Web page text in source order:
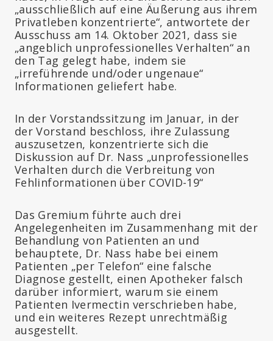
„ausschließlich auf eine Äußerung aus ihrem
Privatleben konzentrierte“, antwortete der
Ausschuss am 14. Oktober 2021, dass sie
„angeblich unprofessionelles Verhalten“ an
den Tag gelegt habe, indem sie
„irreführende und/oder ungenaue“
Informationen geliefert habe.
In der Vorstandssitzung im Januar, in der
der Vorstand beschloss, ihre Zulassung
auszusetzen, konzentrierte sich die
Diskussion auf Dr. Nass „unprofessionelles
Verhalten durch die Verbreitung von
Fehlinformationen über COVID-19“
Das Gremium führte auch drei
Angelegenheiten im Zusammenhang mit der
Behandlung von Patienten an und
behauptete, Dr. Nass habe bei einem
Patienten „per Telefon“ eine falsche
Diagnose gestellt, einen Apotheker falsch
darüber informiert, warum sie einem
Patienten Ivermectin verschrieben habe,
und ein weiteres Rezept unrechtmäßig
ausgestellt.